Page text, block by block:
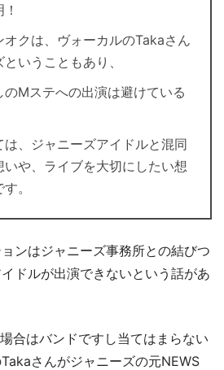
オクは、ヴォーカルのTakaさん
いうこともあり、
のMステへの出演は避けている
は、ジャニーズアイドルと混同
いや、ライブを大切にしたい想
。
ンはジャニーズ事務所との結びつ
ドルが出演できないという話があ
場合はバンドですし当てはまらない
さんがジャニーズの元NEWS